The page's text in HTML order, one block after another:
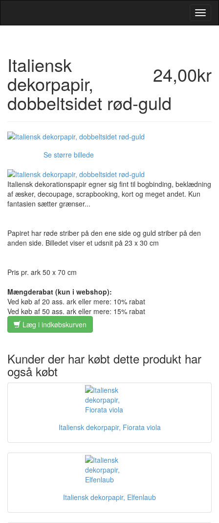
24,00kr
Italiensk
dekorpapir,
dobbeltsidet rød-guld
Se større billede
Italiensk dekorationspapir egner sig fint til bogbinding, beklædning
af æsker, decoupage, scrapbooking, kort og meget andet. Kun
fantasien sætter grænser...
Papiret har røde striber på den ene side og guld striber på den
anden side. Billedet viser et udsnit på 23 x 30 cm
Pris pr. ark 50 x 70 cm
Mængderabat (kun i webshop):
Ved køb af 20 ass. ark eller mere: 10% rabat
Ved køb af 50 ass. ark eller mere: 15% rabat
Læg i indkøbskurven
Kunder der har købt dette produkt har
også købt
Italiensk dekorpapir, Fiorata viola
Italiensk dekorpapir, Elfenlaub